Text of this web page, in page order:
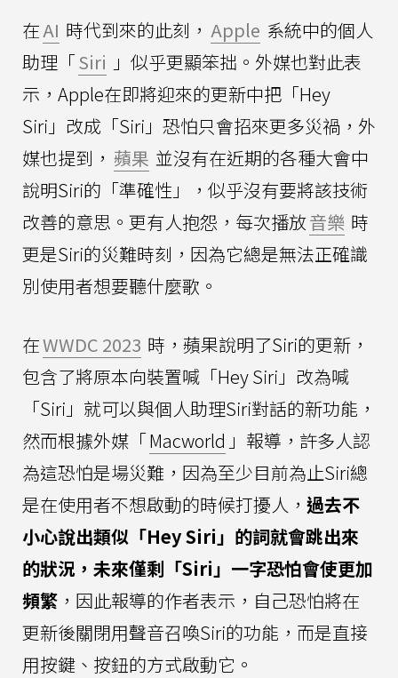
在AI 時代到來的此刻， Apple 系統中的個人
助理「Siri 」似乎更顯笨拙。外媒也對此表
示，Apple在即將迎來的更新中把「Hey
Siri」改成「Siri」恐怕只會招來更多災禍，外
媒也提到， 蘋果 並沒有在近期的各種大會中
說明Siri的「準確性」，似乎沒有要將該技術
改善的意思。更有人抱怨，每次播放音樂 時
更是Siri的災難時刻，因為它總是無法正確識
別使用者想要聽什麼歌。
在WWDC 2023 時，蘋果說明了Siri的更新，
包含了將原本向裝置喊「Hey Siri」改為喊
「Siri」就可以與個人助理Siri對話的新功能，
然而根據外媒「Macworld 」報導，許多人認
為這恐怕是場災難，因為至少目前為止Siri總
是在使用者不想啟動的時候打擾人， 過去不
小心說出類似「Hey Siri」的詞就會跳出來
的狀況，未來僅剩「Siri」一字恐怕會使更加
頻繁 ，因此報導的作者表示，自己恐怕將在
更新後關閉用聲音召喚Siri的功能，而是直接
用按鍵、按鈕的方式啟動它。